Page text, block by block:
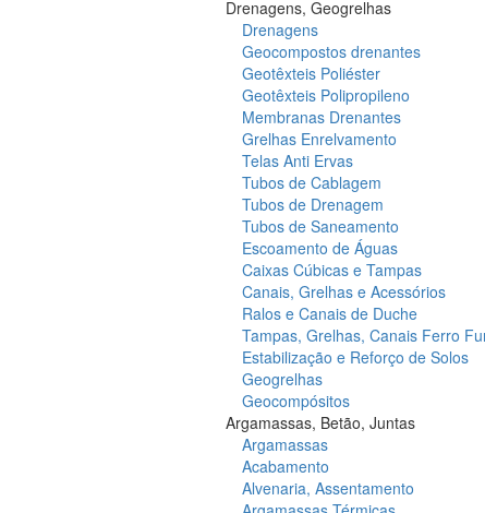
Drenagens, Geogrelhas
Drenagens
Geocompostos drenantes
Geotêxteis Poliéster
Geotêxteis Polipropileno
Membranas Drenantes
Grelhas Enrelvamento
Telas Anti Ervas
Tubos de Cablagem
Tubos de Drenagem
Tubos de Saneamento
Escoamento de Águas
Caixas Cúbicas e Tampas
Canais, Grelhas e Acessórios
Ralos e Canais de Duche
Tampas, Grelhas, Canais Ferro
Estabilização e Reforço de Solos
Geogrelhas
Geocompósitos
Argamassas, Betão, Juntas
Argamassas
Acabamento
Alvenaria, Assentamento